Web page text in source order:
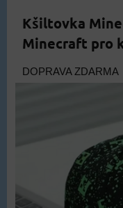
Kšiltovka
Minecraft pro
DOPRAVA ZDARMA